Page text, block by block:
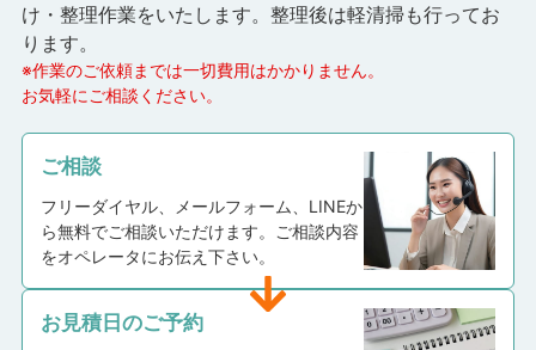
け・整理作業をいたします。 整理後は軽清掃も行ってお
ります。
※作業のご依頼までは一切費用はかかりません。
お気軽にご相談ください。
ご相談
フリーダイヤル、メールフォーム、LINEか
ら無料でご相談いただけます。ご相談内容
をオペレータにお伝え下さい。
お見積日のご予約